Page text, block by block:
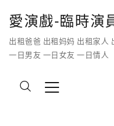
愛演戲-臨時演
出租爸爸 出租妈妈 出租家人
一日男友 一日女友 一日情人